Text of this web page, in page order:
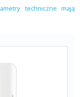
techniczne mają